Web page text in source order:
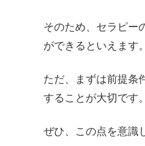
そのため、セラピー
ができるといえます。
ただ、まずは前提条
することが大切です。
ぜひ、この点を意識